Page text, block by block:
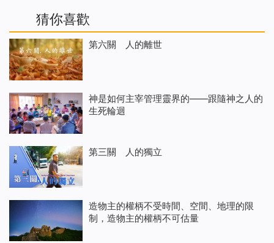
猜你喜歡
第六關 人的離世
神是如何主宰管理靈界的——跟隨神之人的
生死輪迴
第三關 人的獨立
造物主的權柄不受時間、空間、地理的限
制，造物主的權柄不可估量